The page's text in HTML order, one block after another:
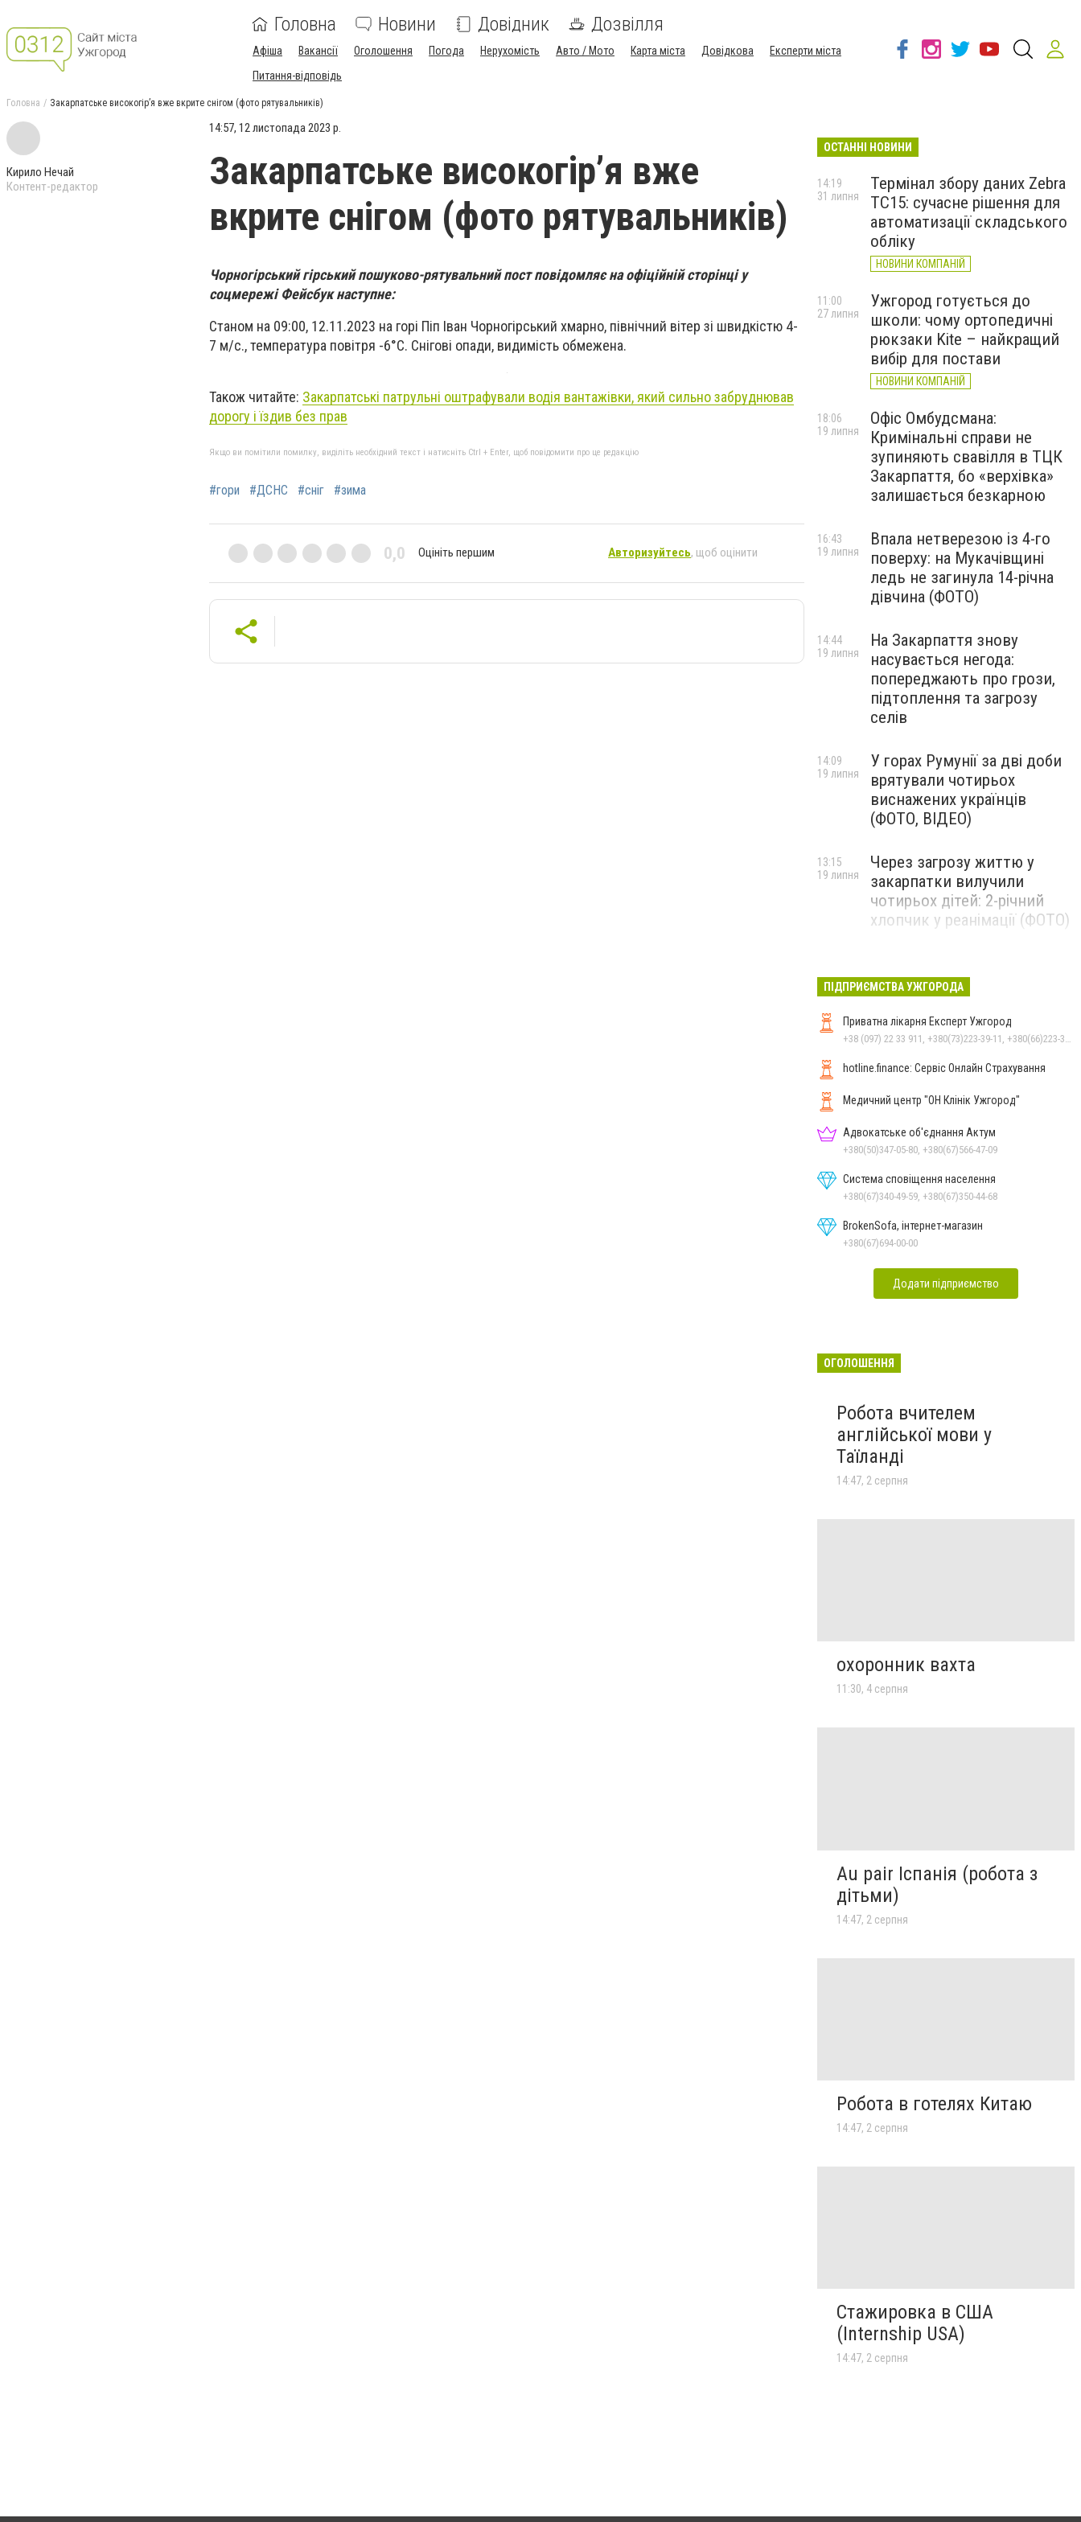
Головна Новини Довідник Дозвілля
Афіша Вакансії Оголошення Погода Нерухомість Авто / Мото Карта міста Довідкова
Експерти міста
Питання-відповідь
Головна Закарпатське високогір’я вже вкрите снігом (фото рятувальників)
Кирило Нечай
Контент-редактор
14:57, 12 листопада 2023 р.
Закарпатське високогір’я вже
вкрите снігом (фото рятувальників)
Чорногірський гірський пошуково-рятувальний пост повідомляє на офіційній сторінці у
соцмережі Фейсбук наступне:
Станом на 09:00, 12.11.2023 на горі Піп Іван Чорногірський хмарно, північний вітер зі швидкістю 4-
7 м/с., температура повітря -6°С. Снігові опади, видимість обмежена.
Також читайте: Закарпатські патрульні оштрафували водія вантажівки, який сильно забруднював
дорогу і їздив без прав
Якщо ви помітили помилку, виділіть необхідний текст і натисніть Ctrl + Enter, щоб повідомити про це редакцію
#гори #ДСНС #сніг #зима
0,0 Оцініть першим Авторизуйтесь, щоб оцінити
ОСТАННІ НОВИНИ
Термінал збору даних Zebra
TC15: сучасне рішення для
автоматизації складського
обліку
НОВИНИ КОМПАНІЙ
14:19
31 липня
Ужгород готується до
школи: чому ортопедичні
рюкзаки Kite – найкращий
вибір для постави
НОВИНИ КОМПАНІЙ
11:00
27 липня
Офіс Омбудсмана:
Кримінальні справи не
зупиняють свавілля в ТЦК
Закарпаття, бо «верхівка»
залишається безкарною
18:06
19 липня
Впала нетверезою із 4-го
поверху: на Мукачівщині
ледь не загинула 14-річна
дівчина (ФОТО)
16:43
19 липня
На Закарпаття знову
насувається негода:
попереджають про грози,
підтоплення та загрозу
селів
14:44
19 липня
У горах Румунії за дві доби
врятували чотирьох
виснажених українців
(ФОТО, ВІДЕО)
14:09
19 липня
Через загрозу життю у
закарпатки вилучили
чотирьох дітей: 2-річний
хлопчик у реанімації (ФОТО)
13:15
19 липня
полеглим захисником
Артемом Ромчаком
19 липня
ПІДПРИЄМСТВА УЖГОРОДА
Приватна лікарня Експерт Ужгород
+38 (097) 22 33 911, +380(73)223-39-11, +380(66)223-39-11
hotline.finance: Сервіс Онлайн Страхування
Медичний центр "ОН Клінік Ужгород"
Адвокатське об'єднання Актум
+380(50)347-05-80, +380(67)566-47-09
Система сповіщення населення
+380(67)340-49-59, +380(67)350-44-68
BrokenSofa, інтернет-магазин
+380(67)694-00-00
Додати підприємство
ОГОЛОШЕННЯ
Робота вчителем
англійської мови у
Таїланді
14:47, 2 серпня
охоронник вахта
11:30, 4 серпня
Au pair Іспанія (робота з
дітьми)
14:47, 2 серпня
Робота в готелях Китаю
14:47, 2 серпня
Стажировка в США
(Internship USA)
14:47, 2 серпня